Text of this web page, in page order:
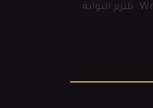
. تلتزم البوابة